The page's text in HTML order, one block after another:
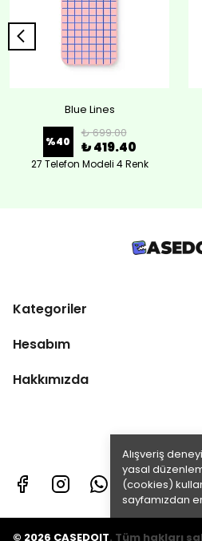
Alışveriş
yasal
(cookies)
sayfamızdan
Blue Lines
%40
₺ 699.00
₺ 419.40
27 Telefon Modeli 4 Renk
Kategoriler
Hesabım
Hakkımızda
© 2026 CASEDOIT. Tüm hakları